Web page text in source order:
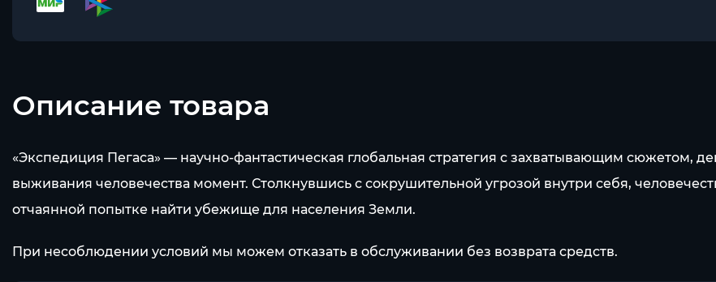
Описание товара
«Экспедиция Пегаса» — научно-фантастическая глобальная стратегия с захватывающим сюжетом,
выживания человечества момент. Столкнувшись с сокрушительной угрозой внутри себя,
отчаянной попытке найти убежище для населения Земли.
При несоблюдении условий мы можем отказать в обслуживании без возврата средств.